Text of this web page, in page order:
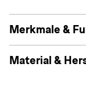
Merkmale &
Material &